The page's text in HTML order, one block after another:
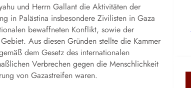
und Herrn Gallant die Aktivitäten der
in Palästina insbesondere Zivilisten in Gaza
bewaffneten Konflikt, sowie der
Aus diesen Gründen stellte die Kammer
dem Gesetz des internationalen
en Verbrechen gegen die Menschlichkeit
von Gazastreifen waren.